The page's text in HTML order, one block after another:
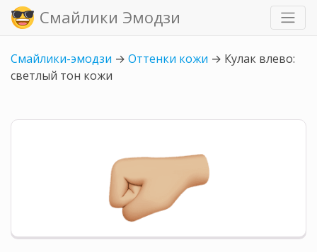
Смайлики Эмодзи
Смайлики-эмодзи → Оттенки кожи → Кулак влево:
светлый тон кожи